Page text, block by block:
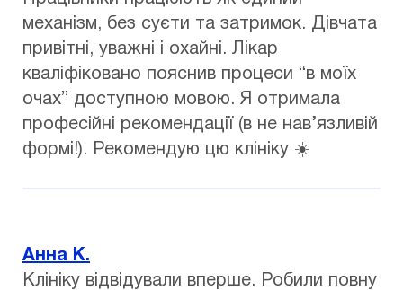
механізм, без суєти та затримок. Дівчата
привітні, уважні і охайні. Лікар
кваліфіковано пояснив процеси “в моїх
очах” доступною мовою. Я отримала
професійні рекомендації (в не нав’язливій
формі!). Рекомендую цю клініку ☀️
Анна К.
Клініку відвідували вперше. Робили повну